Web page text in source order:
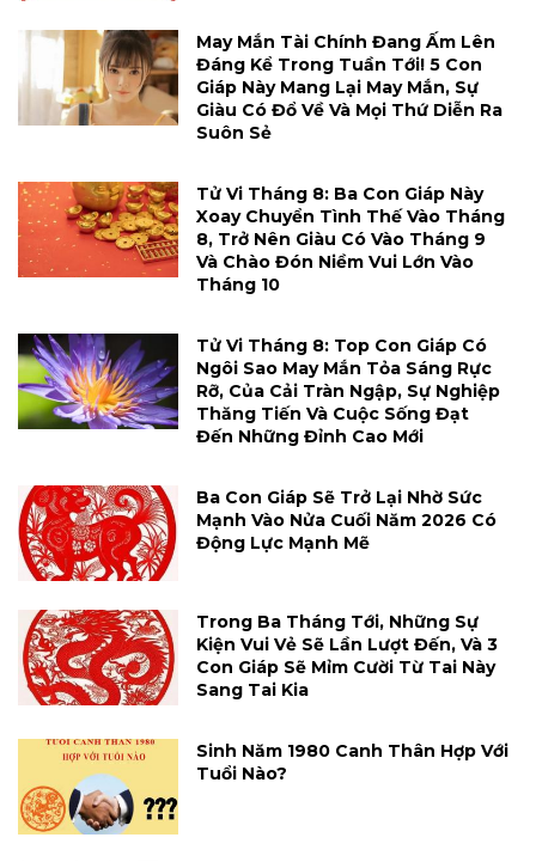
May Mắn Tài Chính Đang Ấm Lên
Đáng Kể Trong Tuần Tới! 5 Con
Giáp Này Mang Lại May Mắn, Sự
Giàu Có Đổ Về Và Mọi Thứ Diễn Ra
Suôn Sẻ
Tử Vi Tháng 8: Ba Con Giáp Này
Xoay Chuyển Tình Thế Vào Tháng
8, Trở Nên Giàu Có Vào Tháng 9
Và Chào Đón Niềm Vui Lớn Vào
Tháng 10
Tử Vi Tháng 8: Top Con Giáp Có
Ngôi Sao May Mắn Tỏa Sáng Rực
Rỡ, Của Cải Tràn Ngập, Sự Nghiệp
Thăng Tiến Và Cuộc Sống Đạt
Đến Những Đỉnh Cao Mới
Ba Con Giáp Sẽ Trở Lại Nhờ Sức
Mạnh Vào Nửa Cuối Năm 2026 Có
Động Lực Mạnh Mẽ
Trong Ba Tháng Tới, Những Sự
Kiện Vui Vẻ Sẽ Lần Lượt Đến, Và 3
Con Giáp Sẽ Mỉm Cười Từ Tai Này
Sang Tai Kia
Sinh Năm 1980 Canh Thân Hợp Với
Tuổi Nào?